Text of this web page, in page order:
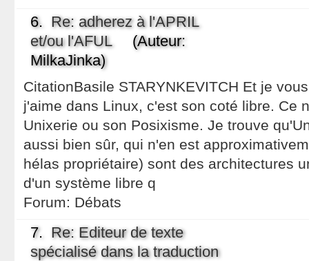
6. Re: adherez à l'APRIL
et/ou l'AFUL(Auteur:
MilkaJinka)
CitationBasile STARYNKEVITCH Et je
j'aime dans Linux, c'est son coté libre. Ce
Unixerie ou son Posixisme. Je trouve
aussi bien sûr, qui n'en est
hélas propriétaire) sont des architectures
d'un système libre q
Forum: Débats
7. Re: Editeur de texte
spécialisé dans la traduction